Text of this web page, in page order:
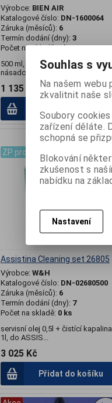
Výrobce: BIEN AIR
Katalogové číslo: DN-1600064
Záruka (měsíců): 6
Termín dodání (dny): 3
Počet na skladě:0 ks
500 ml, na mikromotorické
násadce Bien Air
1 135 Kč
ZP pro odborníky
Assistina Cleaning set 26805
Výrobce: W&H
Katalogové číslo: DN-02680500
Záruka (měsíců): 6
Termín dodání (dny): 7
Počet na skladě: 0 ks
servisní olej 0,5l + čistící kapalina
1l, do ASSIS...
3 025 Kč
Přidat do košíku
Souhlas s
Na našem webu
zkvalitnit naše
Soubory
zařízení děláte.
schopná se
Blokování
zkušenost s
nabídku na
Nastavení